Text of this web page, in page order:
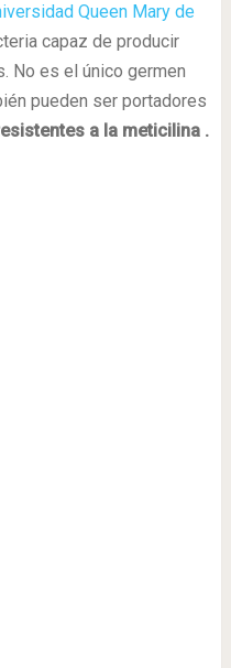
Queen Mary de
capaz de producir
No es el único germen
pueden ser portadores
a la meticilina .